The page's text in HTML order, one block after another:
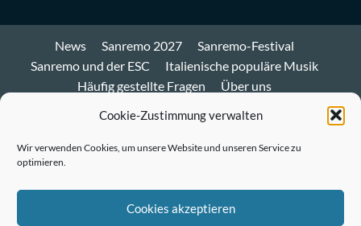
Cookie-Zustimmung verwalten
Wir verwenden Cookies, um unsere Website und unseren Service zu
optimieren.
Cookies akzeptieren
News Sanremo 2027
Sanremo-Festival
Sanremo und der ESC
Italienische populäre Musik
Häufig gestellte Fragen
Über uns
Mastodon
Twitter